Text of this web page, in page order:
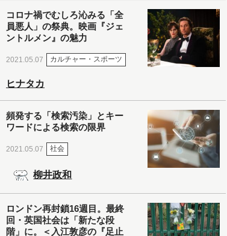
コロナ禍でむしろ沁みる「全
員悪人」の祭典。映画『ジェ
ントルメン』の魅力
2021.05.07 カルチャー・スポーツ
ヒナタカ
頻発する「検索汚染」とキー
ワードによる検索の限界
2021.05.07 社会
柳井政和
ロンドン再封鎖16週目。最終
回・英国社会は「新たな段
階」に。＜入江敦彦の『足止